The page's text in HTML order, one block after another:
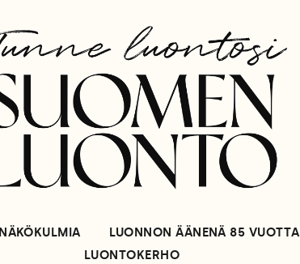
NÄKÖKULMIA LUONNON ÄÄNENÄ 85 VUOTTA
LUONTOKERHO